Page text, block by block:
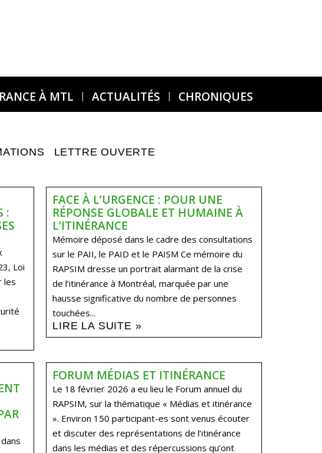
À MTL ACTUALITÉS CHRONIQUES
LETTRE OUVERTE
:
Loi
les
FACE À L’URGENCE : POUR UNE
RÉPONSE GLOBALE ET HUMAINE À
L’ITINÉRANCE
Mémoire déposé dans le cadre des consultations
sur le PAII, le PAID et le PAISM Ce mémoire du
RAPSIM dresse un portrait alarmant de la crise
de l’itinérance à Montréal, marquée par une
hausse significative du nombre de personnes
touchées...
LIRE LA SUITE »
FORUM MÉDIAS ET ITINÉRANCE
Le 18 février 2026 a eu lieu le Forum annuel du
RAPSIM, sur la thématique « Médias et itinérance
». Environ 150 participant-es sont venus écouter
et discuter des représentations de l’itinérance
dans les médias et des répercussions qu’ont